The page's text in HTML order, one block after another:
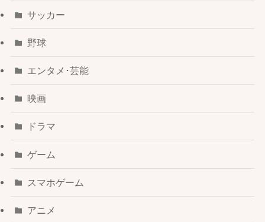
サッカー
野球
エンタメ･芸能
映画
ドラマ
ゲーム
スマホゲーム
アニメ